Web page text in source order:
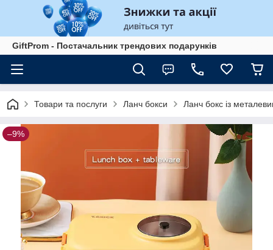
GiftProm - Постачальник трендових подарунків
Товари та послуги Ланч бокси Ланч бокс із
–9%